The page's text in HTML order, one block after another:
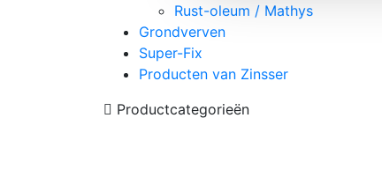
Rust-oleum / Mathys
Grondverven
Super-Fix
Producten van Zinsser
Productcategorieën